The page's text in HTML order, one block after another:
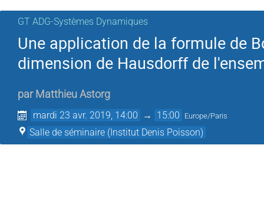
GT ADG-Systèmes Dynamiques
Une application de la formule de
dimension de Hausdorff de
par Matthieu Astorg
mardi 23 avr. 2019, 14:00 → 15:00 Europe/Paris
Salle de séminaire (Institut Denis Poisson)